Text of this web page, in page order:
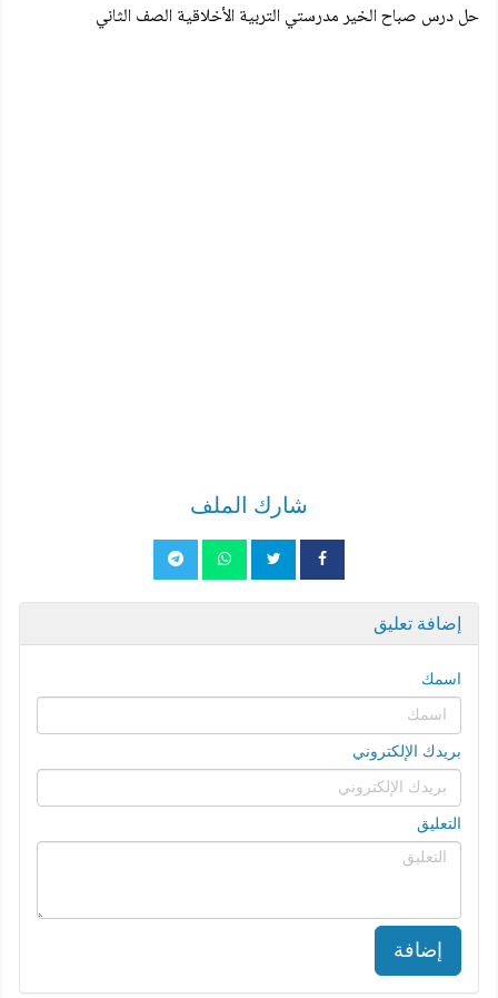
حل درس صباح الخير مدرستي التربية الأخلاقية الصف الثاني
شارك الملف
إضافة تعليق
اسمك
بريدك الإلكتروني
التعليق
إضافة